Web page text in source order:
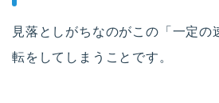
見落としがちなのがこの「一定の
転をしてしまうことです。